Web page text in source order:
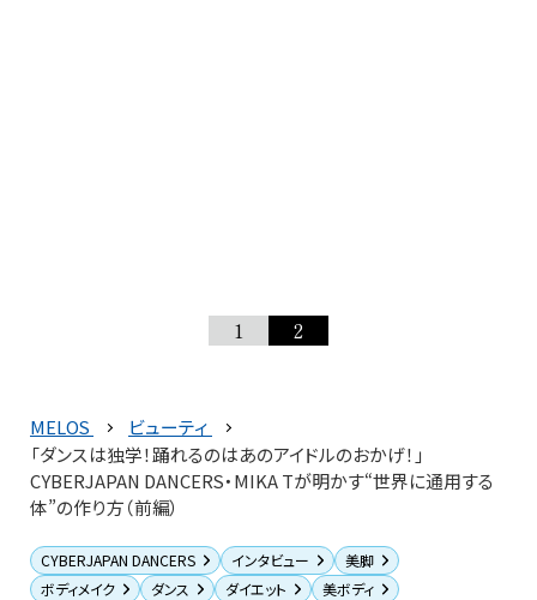
1 2
MELOS
ビューティ
「ダンスは独学！踊れるのはあのアイドルのおかげ！」
CYBERJAPAN DANCERS・MIKA Tが明かす“世界に通用する
体”の作り方（前編）
CYBERJAPAN DANCERS インタビュー
美脚
ボディメイク
ダンス ダイエット 美ボディ